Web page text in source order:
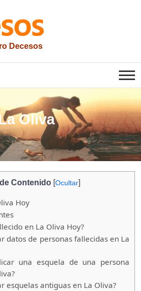
Decesos
Oliva
Contenido [Ocultar]
Hoy
en La Oliva Hoy?
datos de personas fallecidas en La
una esquela de una persona
esquelas antiguas en La Oliva?